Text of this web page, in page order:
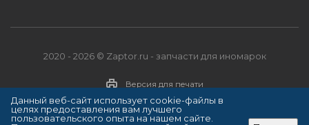
2020 - 2026 © Zaptor.ru - запчасти для иномарок
Версия для печати
Данный веб-сайт использует cookie-файлы в
целях предоставления вам лучшего
пользовательского опыта на нашем сайте.